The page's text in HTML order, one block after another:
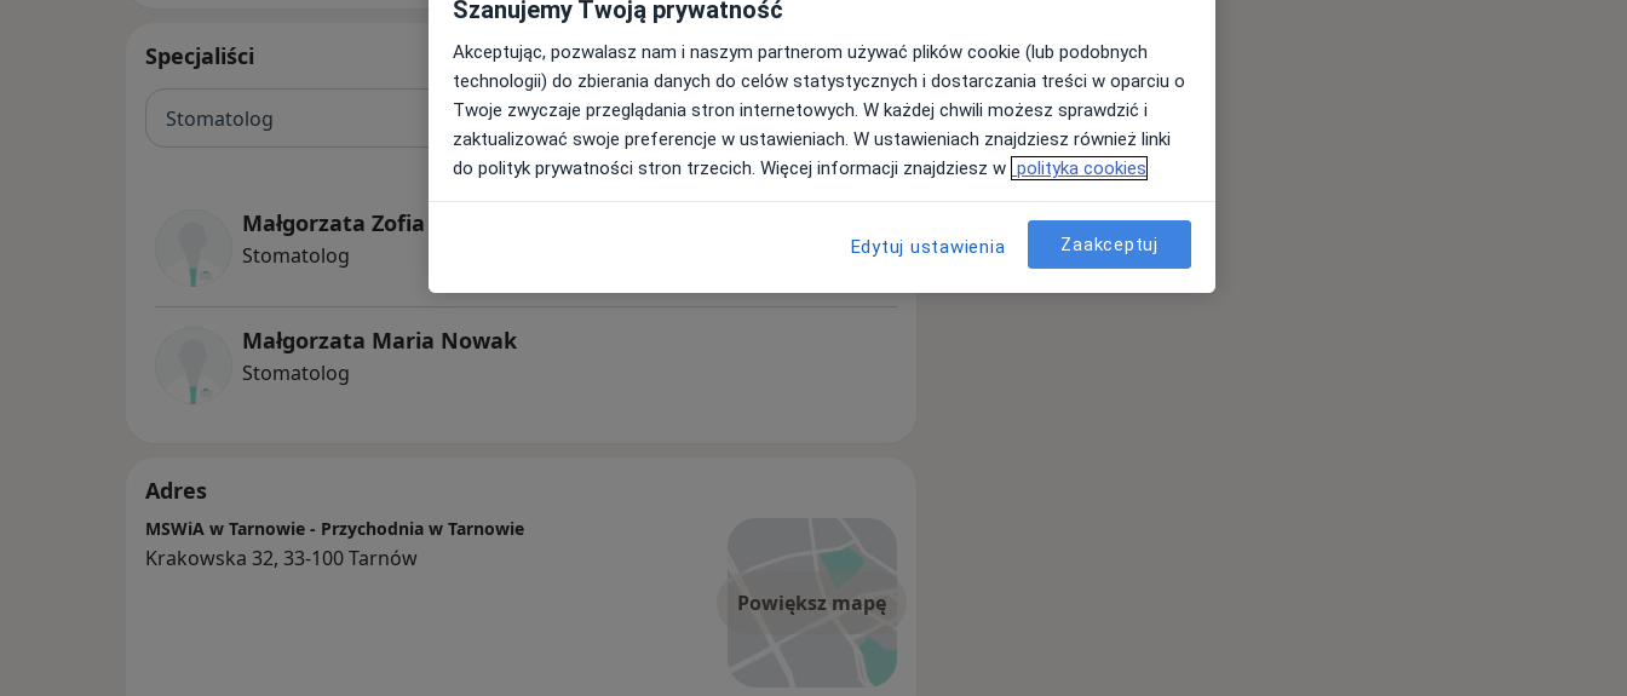
Specjaliści
Stomatolog
Małgorzata Zofia Nowak
Stomatolog
Małgorzata Maria Nowak
Stomatolog
Adres
Powiększ mapę
MSWiA w Tarnowie - Przychodnia w Tarnowie
Krakowska 32, 33-100 Tarnów
Szanujemy Twoją prywatność
Akceptując, pozwalasz nam i naszym partnerom używać plików cookie (lub podobnych
technologii) do zbierania danych do celów statystycznych i dostarczania treści w oparciu o
Twoje zwyczaje przeglądania stron internetowych. W każdej chwili możesz sprawdzić i
zaktualizować swoje preferencje w ustawieniach. W ustawieniach znajdziesz również linki
do polityk prywatności stron trzecich. Więcej informacji znajdziesz w polityka cookies
Edytuj ustawienia Zaakceptuj